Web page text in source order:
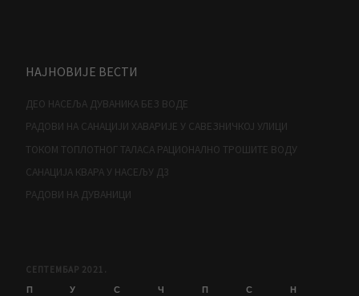
НАЈНОВИЈЕ ВЕСТИ
ДЕО НАСЕЉА ДУВАНИКА БЕЗ ВОДЕ
РАДОВИ НА САНАЦИЈИ ХАВАРИЈЕ У САВЕЗНИЧКОЈ УЛИЦИ
ТОКОМ ТОПЛОТНОГ ТАЛАСА РАЦИОНАЛНО ТРОШИТЕ ВОДУ
САНАЦИЈА КВАРА У НАСЕЉУ Д3
РАДОВИ НА ДУВАНИЦИ
СЕПТЕМБАР 2021.
П У С Ч П С Н